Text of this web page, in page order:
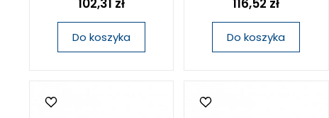
102,31 zł
Do koszyka
116,52 zł
Do koszyka